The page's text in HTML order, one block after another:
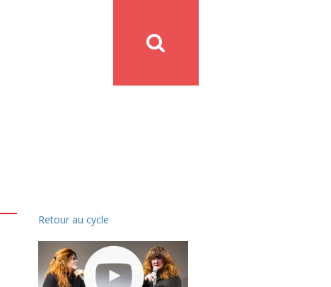
Retour au cycle